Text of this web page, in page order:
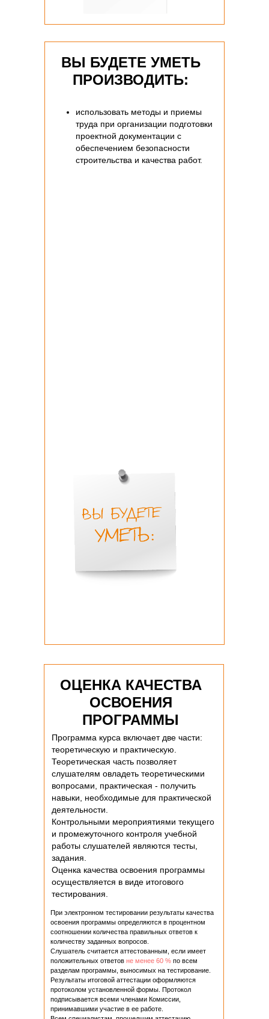
использовать методы и приемы
труда при организации подготовки
проектной документации с
обеспечением безопасности
строительства и качества работ.
ВЫ БУДЕТЕ УМЕТЬ
ПРОИЗВОДИТЬ:
Программа курса включает две части:
теоретическую и практическую.
Теоретическая часть позволяет
слушателям овладеть теоретическими
вопросами, практическая - получить
навыки, необходимые для практической
деятельности.
Контрольными мероприятиями текущего
и промежуточного контроля учебной
работы слушателей являются тесты,
задания.
Оценка качества освоения программы
осуществляется в виде итогового
тестирования.
При электронном тестировании результаты качества
освоения программы определяются в процентном
соотношении количества правильных ответов к
количеству заданных вопросов.
Слушатель считается аттестованным, если имеет
положительных ответов не менее 60 % по всем
разделам программы, выносимых на тестирование.
Результаты итоговой аттестации оформляются
протоколом установленной формы. Протокол
подписывается всеми членами Комиссии,
принимавшими участие в ее работе.
ОЦЕНКА КАЧЕСТВА
ОСВОЕНИЯ
ПРОГРАММЫ